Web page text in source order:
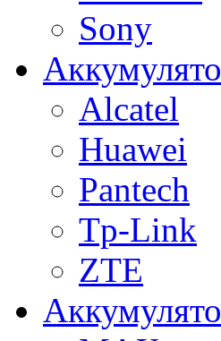
Sony
Alcatel
Huawei
Pantech
Tp-Link
ZTE